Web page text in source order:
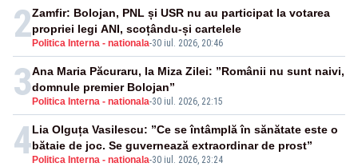
2 Politica Interna - nationala-30 iul. 2026, 20:46
Zamfir: Bolojan, PNL și USR nu au participat la votarea
propriei legi ANI, scoțându-și cartelele
3 Politica Interna - nationala-30 iul. 2026, 22:15
Ana Maria Păcuraru, la Miza Zilei: ”Românii nu sunt naivi,
domnule premier Bolojan”
4 Politica Interna - nationala-30 iul. 2026, 23:24
Lia Olguța Vasilescu: ”Ce se întâmplă în sănătate este o
bătaie de joc. Se guvernează extraordinar de prost”